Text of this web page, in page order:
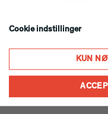
som vi
Læge Lars
Cookie indstillinger
KUN